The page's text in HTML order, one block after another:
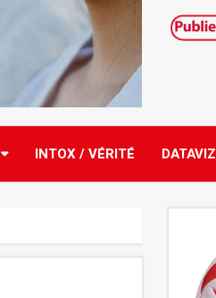
INTOX / VÉRITÉ DATAVIZ